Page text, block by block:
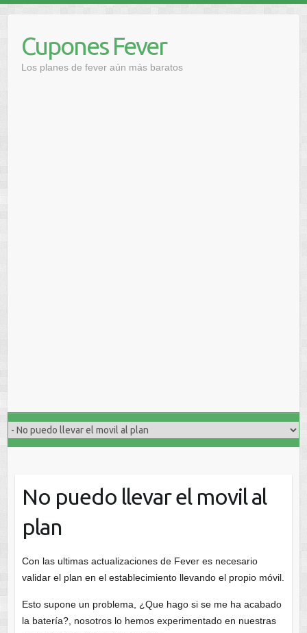
contenidoCupones Fever
Los planes de fever aún más baratos
No puedo llevar el movil al
plan
Con las ultimas actualizaciones de Fever es necesario
validar el plan en el establecimiento llevando el propio móvil.
Esto supone un problema, ¿Que hago si se me ha acabado
la batería?, nosotros lo hemos experimentado en nuestras